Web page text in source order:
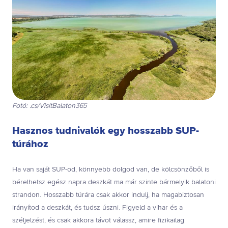
Fotó: .cs/VisitBalaton365
Hasznos tudnivalók egy hosszabb SUP-
túrához
Ha van saját SUP-od, könnyebb dolgod van, de kölcsönzőből is
bérelhetsz egész napra deszkát ma már szinte bármelyik balatoni
strandon. Hosszabb túrára csak akkor indulj, ha magabiztosan
irányítod a deszkát, és tudsz úszni. Figyeld a vihar és a
széljelzést, és csak akkora távot válassz, amire fizikailag